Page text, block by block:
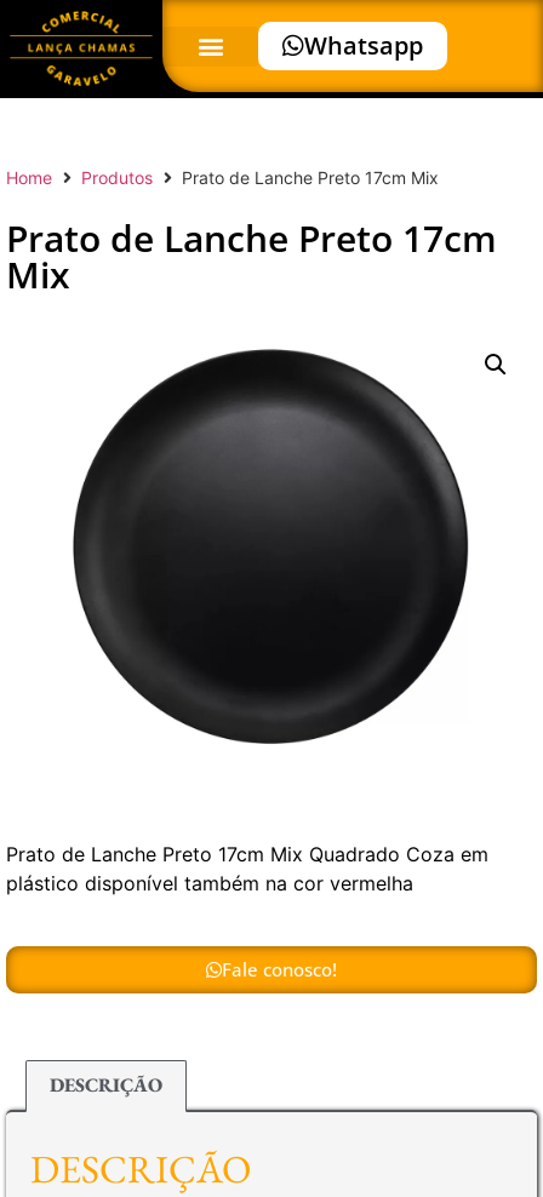
Whatsapp
Home Produtos Prato de Lanche Preto 17cm Mix
Prato de Lanche Preto 17cm
Mix
Prato de Lanche Preto 17cm Mix Quadrado Coza em
plástico disponível também na cor vermelha
Fale conosco!
DESCRIÇÃO
DESCRIÇÃO